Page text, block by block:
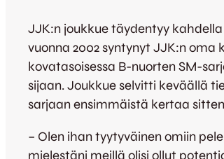
JJK:n joukkue täydentyy
vuonna 2002 syntynyt JJK:n
kovatasoisessa B-nuorten SM-
sijaan. Joukkue selvitti keväällä
sarjaan ensimmäistä kertaa sitten
– Olen ihan tyytyväinen omiin
mielestäni meillä olisi ollut